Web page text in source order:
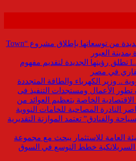
مزايا تفتتح مرحلة جديدة من توسعاتها بإطلاق مشروع “Town
LARZ Developments تطلق رؤيتها الجديدة لتقديم مفهوم
في مصر
.. وزير الكهرباء والطاقة المتجددة
تطور الأعمال ومستجدات التنفيذ فى
الخاصة بتعظيم العوائد من
النادرة المصاحبة للخامات النووية
والفنادق” تعتمد الموازنة التقديرية
العامة للاستثمار يبحث مع مجموعة
Hirdaramani Group السريلانكية خطط التوسع في السوق